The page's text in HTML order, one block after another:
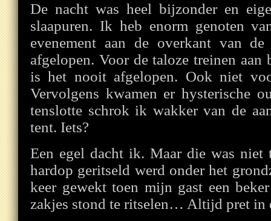
De nacht was heel bijzonder en
slaapuren. Ik heb enorm genoten
evenement aan de overkant van
afgelopen. Voor de taloze treinen
is het nooit afgelopen. Ook niet
Vervolgens kwamen er hysterische
tenslotte schrok ik wakker van de
tent. Iets?
Een egel dacht ik. Maar die was niet
hardop geritseld werd onder het
keer gewekt toen mijn gast een
zakjes stond te ritselen… Altijd pret in